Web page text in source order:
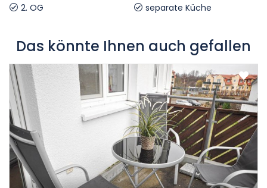
2. OG
separate Küche
Das könnte Ihnen auch gefallen